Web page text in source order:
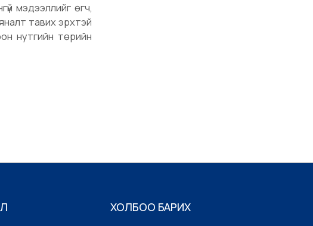
мэдээллийг өгч,
тавих эрхтэй
нутгийн төрийн
ХОЛБОО БАРИХ